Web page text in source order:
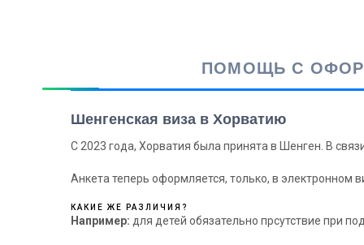
ПОМОЩЬ С
Шенгенская виза в Хорватию
С 2023 года, Хорватия была принята в Шенген. В
Анкета теперь оформляется, только, в электронном
КАКИЕ ЖЕ РАЗЛИЧИЯ?
Например: для детей обязательно прсутствие при